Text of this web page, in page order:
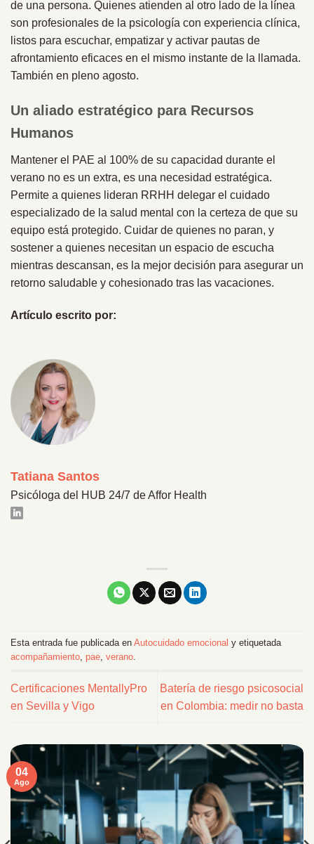
de una persona. Quienes atienden al otro lado de la línea
son profesionales de la psicología con experiencia clínica,
listos para escuchar, empatizar y activar pautas de
afrontamiento eficaces en el mismo instante de la llamada.
También en pleno agosto.
Un aliado estratégico para Recursos
Humanos
Mantener el PAE al 100% de su capacidad durante el
verano no es un extra, es una necesidad estratégica.
Permite a quienes lideran RRHH delegar el cuidado
especializado de la salud mental con la certeza de que su
equipo está protegido. Cuidar de quienes no paran, y
sostener a quienes necesitan un espacio de escucha
mientras descansan, es la mejor decisión para asegurar un
retorno saludable y cohesionado tras las vacaciones.
Artículo escrito por:
Tatiana Santos
Psicóloga del HUB 24/7 de Affor Health
Esta entrada fue publicada en Autocuidado emocional y etiquetada
acompañamiento pae verano
Certificaciones MentallyPro
en Sevilla y Vigo
Batería de riesgo psicosocial
en Colombia: medir no basta
04
Ago